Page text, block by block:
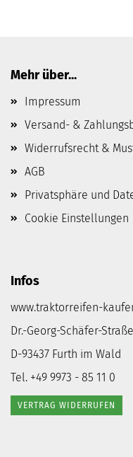
Mehr über...
Impressum
Versand- &
Widerrufsrecht &
AGB
Privatsphäre und
Cookie Einstellungen
Infos
www.traktorreifen-
Dr.-Georg-Schäfer-
D-93437 Furth im Wald
Tel. +49 9973 - 85 11 0
VERTRAG WIDERRUFEN